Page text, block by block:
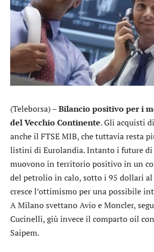
(Teleborsa) –Bilancio positivo per i
del Vecchio Continente. Gli acquisti
anche il FTSE MIB, che tuttavia resta
listini di Eurolandia. Intanto i future di
muovono in territorio positivo in un
del petrolio in calo, sotto i 95 dollari
cresce l’ottimismo per una possibile
A Milano svettanoAvioeMoncler,
Cucinelli, giù invece il comparto oil con
Saipem.